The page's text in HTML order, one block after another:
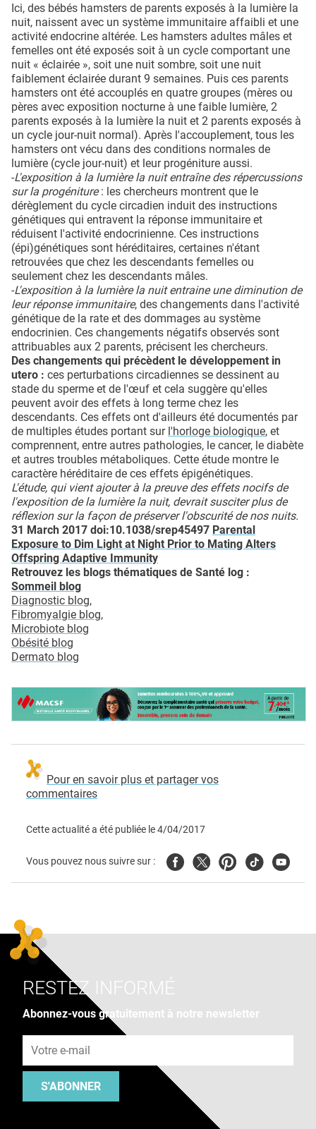
Ici, des bébés hamsters de parents exposés à la lumière la
nuit, naissent avec un système immunitaire affaibli et une
activité endocrine altérée. Les hamsters adultes mâles et
femelles ont été exposés soit à un cycle comportant une
nuit « éclairée », soit une nuit sombre, soit une nuit
faiblement éclairée durant 9 semaines. Puis ces parents
hamsters ont été accouplés en quatre groupes (mères ou
pères avec exposition nocturne à une faible lumière, 2
parents exposés à la lumière la nuit et 2 parents exposés à
un cycle jour-nuit normal). Après l'accouplement, tous les
hamsters ont vécu dans des conditions normales de
lumière (cycle jour-nuit) et leur progéniture aussi.
-L'exposition à la lumière la nuit entraîne des répercussions
sur la progéniture: les chercheurs montrent que le
dérèglement du cycle circadien induit des instructions
génétiques qui entravent la réponse immunitaire et
réduisent l'activité endocrinienne. Ces instructions
(épi)génétiques sont héréditaires, certaines n'étant
retrouvées que chez les descendants femelles ou
seulement chez les descendants mâles.
-L'exposition à la lumière la nuit entraine une diminution de
leur réponse immunitaire, des changements dans l'activité
génétique de la rate et des dommages au système
endocrinien. Ces changements négatifs observés sont
attribuables aux 2 parents, précisent les chercheurs.
Des changements qui précèdent le développement in
utero : ces perturbations circadiennes se dessinent au
stade du sperme et de l'œuf et cela suggère qu'elles
peuvent avoir des effets à long terme chez les
descendants. Ces effets ont d'ailleurs été documentés par
de multiples études portant sur l'horloge biologique, et
comprennent, entre autres pathologies, le cancer, le diabète
et autres troubles métaboliques. Cette étude montre le
caractère héréditaire de ces effets épigénétiques.
L'étude, qui vient ajouter à la preuve des effets nocifs de
l'exposition de la lumière la nuit, devrait susciter plus de
réflexion sur la façon de préserver l'obscurité de nos nuits.
31 March 2017 doi:10.1038/srep45497 Parental
Exposure to Dim Light at Night Prior to Mating Alters
Offspring Adaptive Immunity
Retrouvez les blogs thématiques de Santé log :
Sommeil blog
Diagnostic blog,
Fibromyalgie blog,
Microbiote blog
Obésité blog
Dermato blog
Pour en savoir plus et partager vos
commentaires
Cette actualité a été publiée le4/04/2017
Vous pouvez nous suivre sur : FacebookTwitterPinterest
TiktokYoutube
RESTEZ INFORMÉ
Abonnez-vous gratuitement à notre newsletter
S'ABONNER